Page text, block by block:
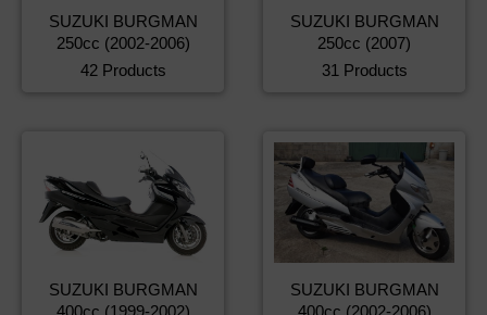
SUZUKI BURGMAN
250cc (2002-2006)
42 Products
SUZUKI BURGMAN
250cc (2007)
31 Products
SUZUKI BURGMAN
400cc (1999-2002)
SUZUKI BURGMAN
400cc (2002-2006)